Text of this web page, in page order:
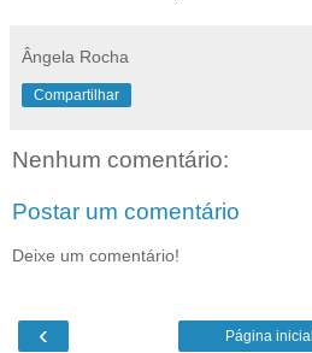
Ângela Rocha
Compartilhar
Nenhum comentário:
Postar um comentário
Deixe um comentário!
‹ Página inicial